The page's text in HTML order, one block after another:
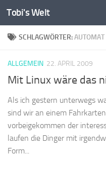
Zum Inhalt springen
Tobi's Welt
SCHLAGWÖRTER:AUTOMAT
ALLGEMEIN 22. APRIL 2009
Mit Linux wäre das
Als ich gestern unterwegs
sind wir an einem
vorbeigekommen der
laufen die Dinger mit
Form...